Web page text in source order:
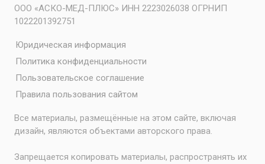
ООО «АСКО-МЕД-ПЛЮС» ИНН 2223026038 ОГРНИП
1022201392751
Юридическая информация
Политика конфиденциальности
Пользовательское соглашение
Правила пользования сайтом
Все материалы, размещённые на этом сайте, включая
дизайн, являются объектами авторского права.
Запрещается копировать материалы, распространять их